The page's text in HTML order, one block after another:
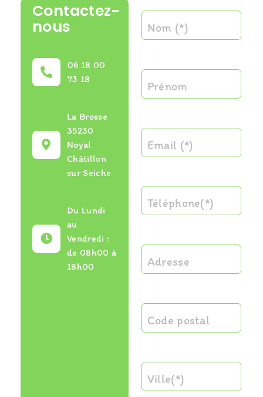
Contactez-
nous
06 18 00
73 18
La Brosse
35230
Noyal
Châtillon
sur Seiche
Du Lundi
au
Vendredi :
de 08h00 à
18h00
Nom (*)
Prénom
Email (*)
Téléphone(*)
Adresse
Code postal
Ville(*)